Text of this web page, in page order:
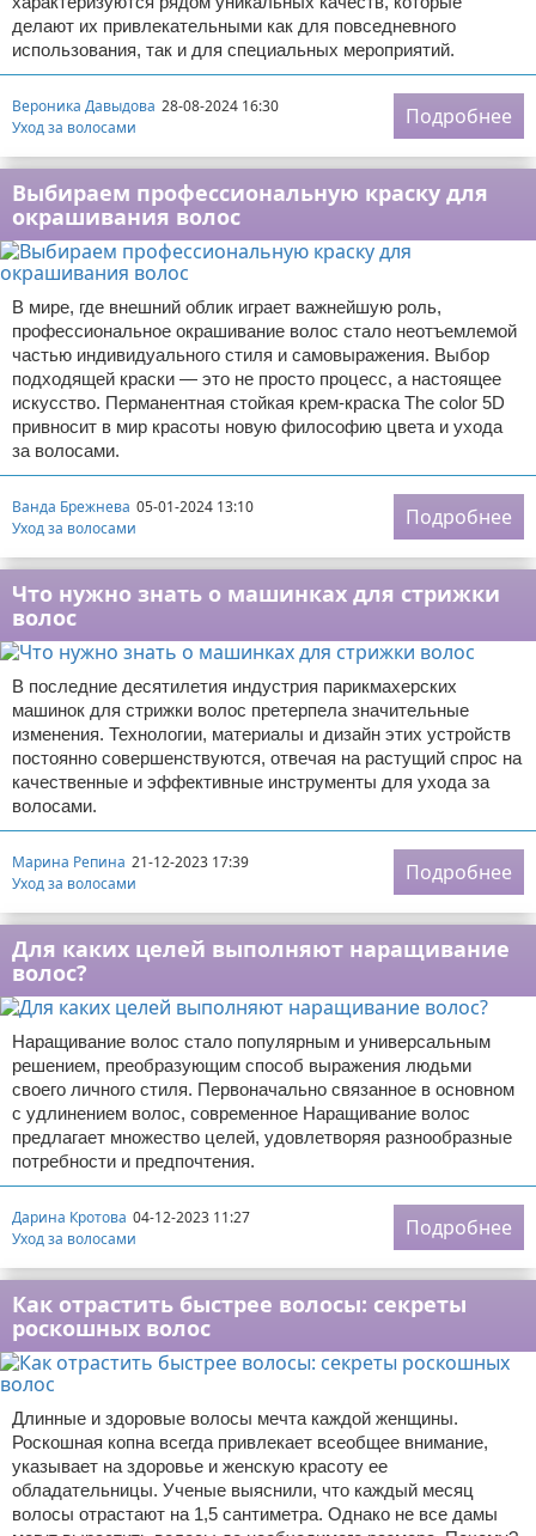
делают их привлекательными как для повседневного
использования, так и для специальных мероприятий.
Вероника Давыдова 28-08-2024 16:30
Уход за волосами
Подробнее
Выбираем профессиональную краску для
окрашивания волос
В мире, где внешний облик играет важнейшую роль,
профессиональное окрашивание волос стало неотъемлемой
частью индивидуального стиля и самовыражения. Выбор
подходящей краски — это не просто процесс, а настоящее
искусство. Перманентная стойкая крем-краска The color 5D
привносит в мир красоты новую философию цвета и ухода
за волосами.
Ванда Брежнева 05-01-2024 13:10
Уход за волосами
Подробнее
Что нужно знать о машинках для стрижки
волос
В последние десятилетия индустрия парикмахерских
машинок для стрижки волос претерпела значительные
изменения. Технологии, материалы и дизайн этих устройств
постоянно совершенствуются, отвечая на растущий спрос на
качественные и эффективные инструменты для ухода за
волосами.
Марина Репина 21-12-2023 17:39
Уход за волосами
Подробнее
Для каких целей выполняют наращивание
волос?
Наращивание волос стало популярным и универсальным
решением, преобразующим способ выражения людьми
своего личного стиля. Первоначально связанное в основном
с удлинением волос, современное Наращивание волос
предлагает множество целей, удовлетворяя разнообразные
потребности и предпочтения.
Дарина Кротова 04-12-2023 11:27
Уход за волосами
Подробнее
Как отрастить быстрее волосы: секреты
роскошных волос
Длинные и здоровые волосы мечта каждой женщины.
Роскошная копна всегда привлекает всеобщее внимание,
указывает на здоровье и женскую красоту ее
обладательницы. Ученые выяснили, что каждый месяц
волосы отрастают на 1,5 сантиметра. Однако не все дамы